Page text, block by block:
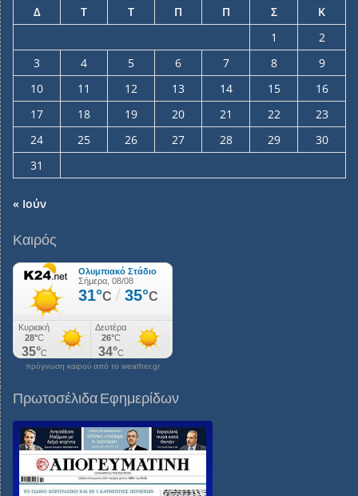
Δ
Τ Τ Π Π Σ
Κ
1
2
3
4 5 6 7 8
9
10
11 12 13 14 15
16
17
18 19 20 21 22
23
24
25 26 27 28 29
30
31
« Ιούν
Καιρός
πρόγνωση καιρού από το weather.gr
Πρωτοσέλιδα Εφημερίδων